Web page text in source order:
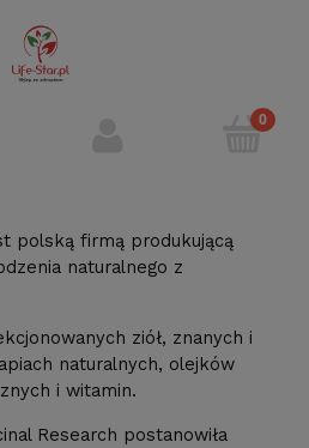
polską firmą produkującą
naturalnego z
ziół, znanych i
naturalnych, olejków
i witamin.
Research postanowiła